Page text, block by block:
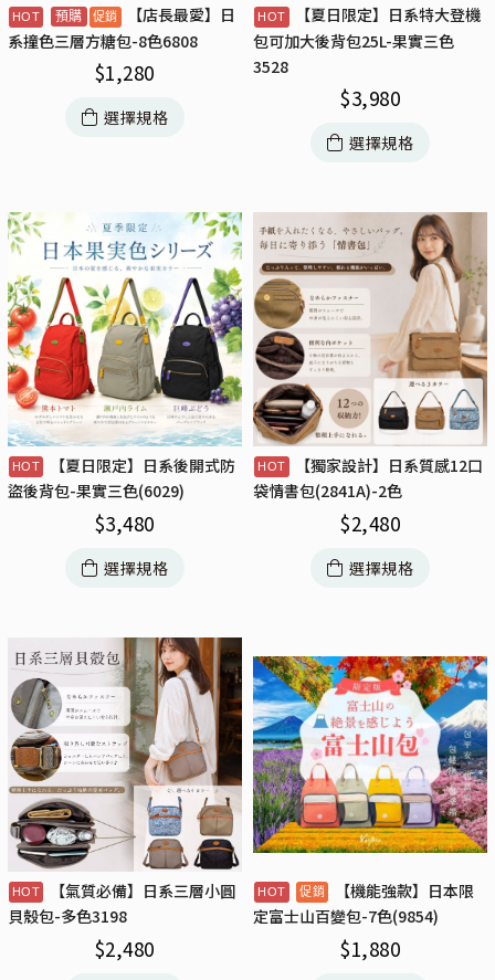
預購
【店長最愛】日
系撞色三層方糖包-8色6808
$1,280
選擇規格
【夏日限定】日系特大登機
包可加大後背包25L-果實三色
3528
$3,980
選擇規格
【夏日限定】日系後開式防
盜後背包-果實三色(6029)
$3,480
選擇規格
【獨家設計】日系質感12口
袋情書包(2841A)-2色
$2,480
選擇規格
【氣質必備】日系三層小圓
貝殼包-多色3198
$2,480
【機能強款】日本限
定富士山百變包-7色(9854)
$1,880